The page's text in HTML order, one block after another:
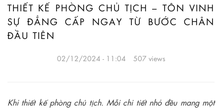
THIẾT KẾ PHÒNG CHỦ TỊCH – TÔN VINH
SỰ ĐẲNG CẤP NGAY TỪ BƯỚC CHÂN
ĐẦU TIÊN
02/12/2024 - 11:04 507 views
Khi thiết kế phòng chủ tịch. Mỗi chi tiết nhỏ đều mang một